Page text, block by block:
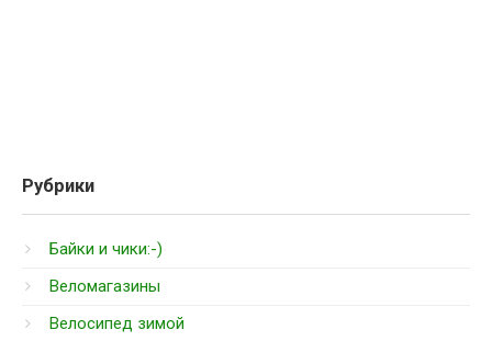
Рубрики
Байки и чики:-)
Веломагазины
Велосипед зимой